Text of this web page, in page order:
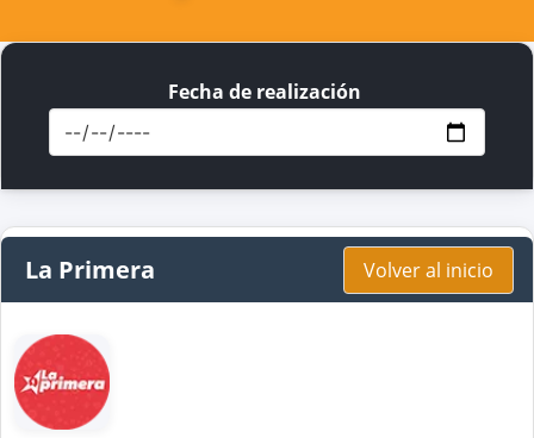
Fecha de realización
La Primera Volver al inicio